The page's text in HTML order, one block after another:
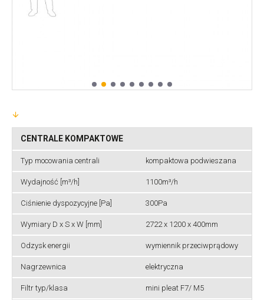
CENTRALE KOMPAKTOWE
Typ mocowania centrali kompaktowa podwieszana
Wydajność [m³/h] 1100m³/h
Ciśnienie dyspozycyjne [Pa] 300Pa
Wymiary D x S x W [mm] 2722 x 1200 x 400mm
Odzysk energii wymiennik przeciwprądowy
Nagrzewnica elektryczna
Filtr typ/klasa mini pleat F7/ M5